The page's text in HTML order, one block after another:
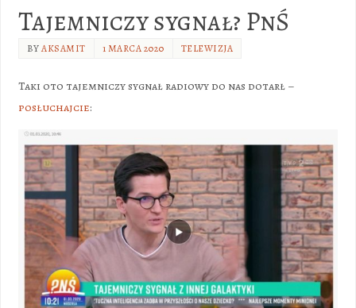
Tajemniczy sygnał? PnŚ
BYAKSAMIT 1 MARCA 2020 TELEWIZJA
Taki oto tajemniczy sygnał radiowy do nas dotarł –
posłuchajcie: